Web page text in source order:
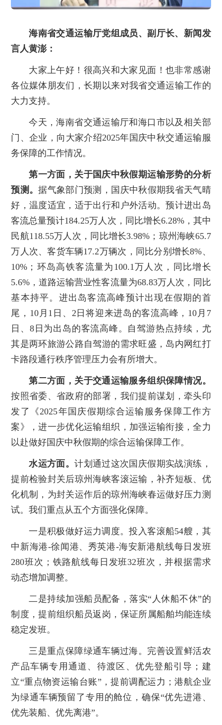
海南省交通运输厅党组成员、副厅长、新闻发
言人黄澎：
大家上午好！很高兴和大家见面！也非常感谢
各位媒体朋友们，长期以来对我省交通运输工作的
大力支持。
今天，海南省交通运输厅和海口市以及相关部
门、企业，向大家介绍2025年国庆中秋交通运输服
务保障的工作情况。
第一方面，关于国庆中秋假期运输形势的分析
预测。据气象部门预测，国庆中秋假期我省天气晴
好，温度适宜，适于出行和户外活动。预计进出岛
客流总量预计184.25万人次，同比增长6.28%，其中
民航118.55万人次，同比增长3.98%；琼州海峡65.7
万人次、客货车辆17.2万辆次，同比分别增长8%、
10%；环岛高铁客流量为100.1万人次，同比增长
5.6%，道路运输营业性客流量为68.83万人次，同比
基本持平。进出岛客流高峰预计出现在假期的首
尾，10月1日、2日将迎来进岛的客流高峰，10月7
日、8日为出岛的客流高峰。自驾游热点持续，尤
其是两环旅游公路自驾游的需求旺盛，岛内网红打
卡路段通行秩序管理压力会有所增大。
第二方面，关于交通运输服务组织保障情况。
按照省委、省政府的部署，我们提前谋划，牵头印
发了《2025年国庆假期综合运输服务保障工作方
案》，进一步优化运输组织，加强运输衔接，全力
以赴做好国庆中秋假期的综合运输保障工作。
水运方面。计划通过这次国庆假期实战演练，
提前检验封关后琼州海峡客滚运输，补齐短板、优
化机制，为封关运作后的琼州海峡春运做好压力测
试。我们重点从五个方面强化保障。
一是积极做好运力调度。投入客滚船54艘，其
中新海港-徐闻港、秀英港-海安新港航线每日发班
280班次；铁路航线每日发班32班次，并根据需求
动态增加调整。
二是持续加强船员配备，落实“人休船不休”的
制度，提前组织船员返岗，保证所属船舶均能连续
稳定发班。
三是重点保障绿通车辆过海。完善设置鲜活农
产品车辆专用通道、待渡区、优先登船引导；建
立“重点物资运输台账”，提前调配运力；港航企业
为绿通车辆预留了专用的舱位，确保“优先进港、
优先装船、优先离港”。